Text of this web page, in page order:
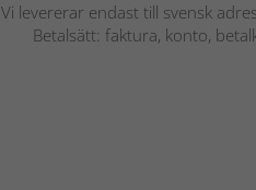
Vi levererar endast till svensk
Betalsätt: faktura, konto,